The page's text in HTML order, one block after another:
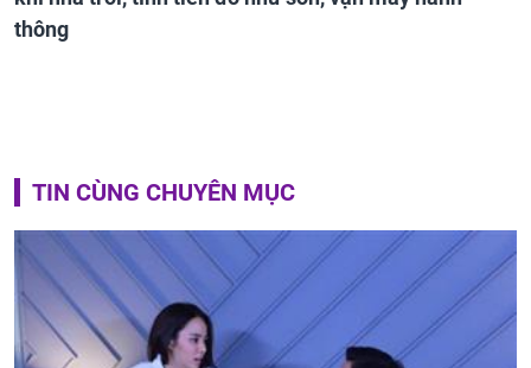
thông
TIN CÙNG CHUYÊN MỤC